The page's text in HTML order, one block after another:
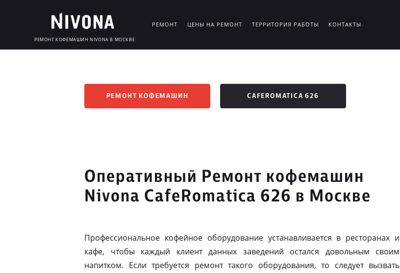
РЕМОНТ КОФЕМАШИН NIVONA В МОСКВЕ
РЕМОНТ ЦЕНЫ НА РЕМОНТ ТЕРРИТОРИЯ РАБОТЫ КОНТАКТЫ
РЕМОНТ КОФЕМАШИН CAFEROMATICA 626
Оперативный Ремонт кофемашин
Nivona CafeRomatica 626 в Москве
Профессиональное кофейное оборудование устанавливается в ресторанах и
кафе, чтобы каждый клиент данных заведений остался довольным своим
напитком. Если требуется ремонт такого оборудования, то следует вызвать